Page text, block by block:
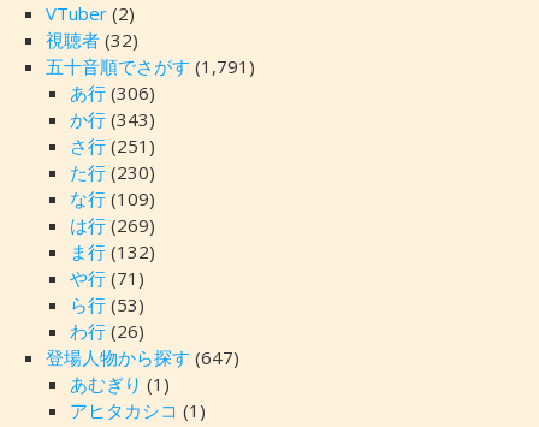
VTuber(2)
視聴者(32)
五十音順でさがす (1,791)
あ行(306)
か行(343)
さ行(251)
た行(230)
な行(109)
は行(269)
ま行(132)
や行(71)
ら行(53)
わ行(26)
登場人物から探す (647)
あむぎり (1)
アヒタカシコ (1)